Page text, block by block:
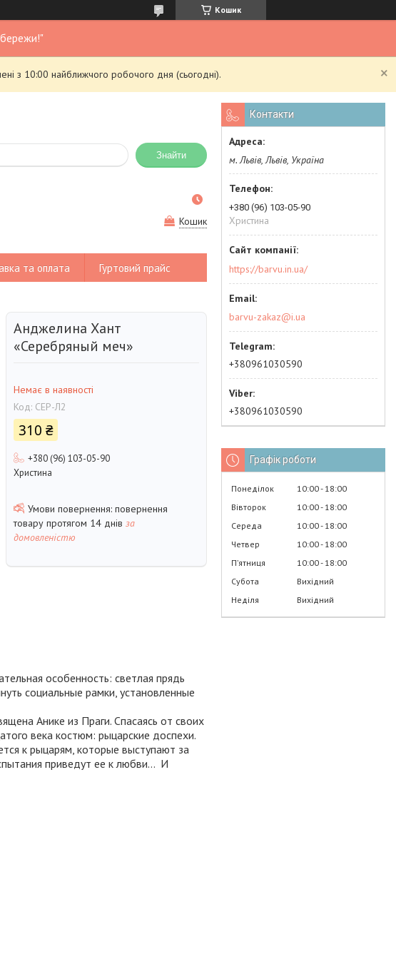
Кошик
з 10:00 найближчого робочого дня (сьогодні).
Знайти
Кошик
та оплата Гуртовий прайс
Анджелина Хант
«Серебряный меч»
Немає в наявності
Код: СЕР-Л2
310 ₴
+380 (96) 103-05-90
Христина
повернення
товару протягом 14 днів за
домовленістю
особенность: светлая прядь
социальные рамки, установленные
Анике из Праги. Спасаясь от своих
века костюм: рыцарские доспехи.
к рыцарям, которые выступают за
приведут ее к любви… И
Контакти
м. Львів, Львів, Україна
+380 (96) 103-05-90
Христина
https://barvu.in.ua/
barvu-zakaz@i.ua
+380961030590
+380961030590
Графік роботи
Понеділок 10:00 18:00
Вівторок
10:00 18:00
Середа
10:00 18:00
Четвер
10:00 18:00
Пʼятниця
10:00 18:00
Субота
Вихідний
Неділя
Вихідний